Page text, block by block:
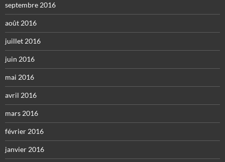
septembre 2016
août 2016
juillet 2016
juin 2016
mai 2016
avril 2016
mars 2016
février 2016
janvier 2016